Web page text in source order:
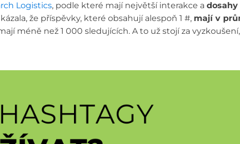
Logistics, podle které mají největší interakce a dosahy
že příspěvky, které obsahují alespoň 1 #, mají v
méně než 1 000 sledujících. A to už stojí za